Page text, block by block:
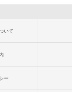
いて
ー